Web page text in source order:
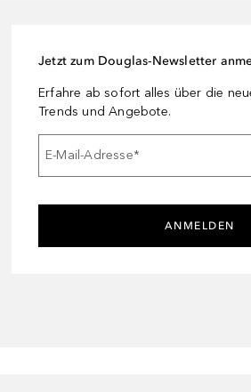
Jetzt zum Douglas-Newsletter
Erfahre ab sofort alles über die
Trends und Angebote.
E-Mail-Adresse*
ANMELDEN